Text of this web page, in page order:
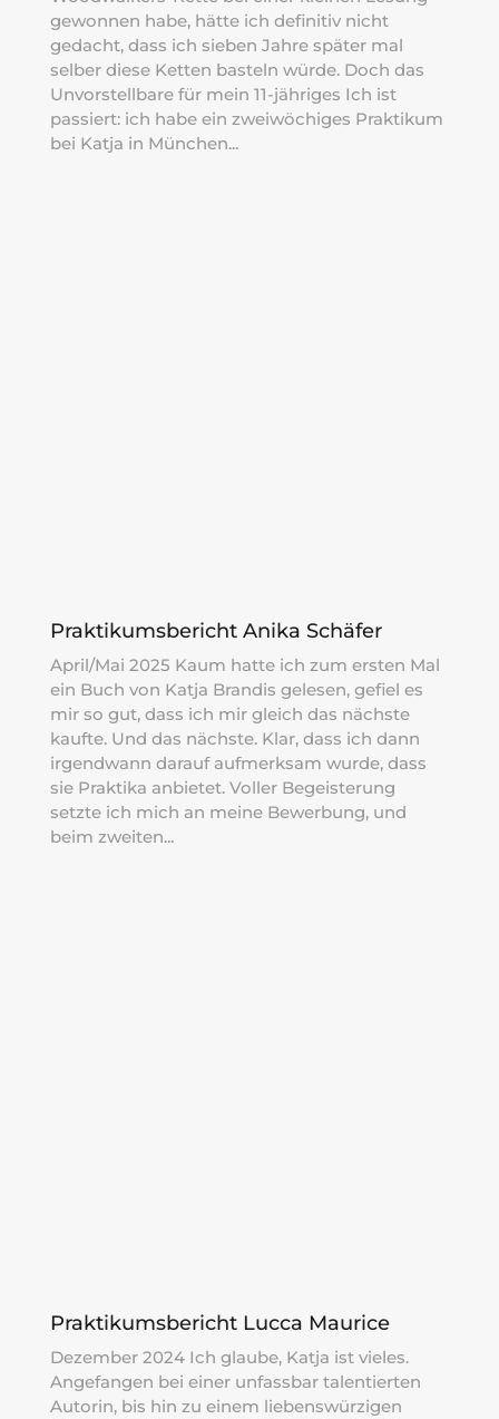
gewonnen habe, hätte ich definitiv nicht
gedacht, dass ich sieben Jahre später mal
selber diese Ketten basteln würde. Doch das
Unvorstellbare für mein 11-jähriges Ich ist
passiert: ich habe ein zweiwöchiges Praktikum
bei Katja in München...
Praktikumsbericht Anika Schäfer
April/Mai 2025 Kaum hatte ich zum ersten Mal
ein Buch von Katja Brandis gelesen, gefiel es
mir so gut, dass ich mir gleich das nächste
kaufte. Und das nächste. Klar, dass ich dann
irgendwann darauf aufmerksam wurde, dass
sie Praktika anbietet. Voller Begeisterung
setzte ich mich an meine Bewerbung, und
beim zweiten...
Praktikumsbericht Lucca Maurice
Dezember 2024 Ich glaube, Katja ist vieles.
Angefangen bei einer unfassbar talentierten
Autorin, bis hin zu einem liebenswürzigen